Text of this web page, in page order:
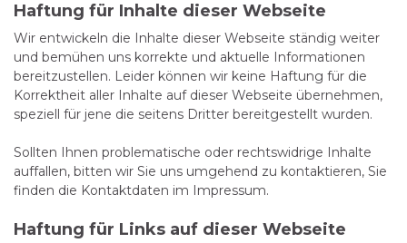
Haftung für Inhalte dieser Webseite
Wir entwickeln die Inhalte dieser Webseite ständig weiter
und bemühen uns korrekte und aktuelle Informationen
bereitzustellen. Leider können wir keine Haftung für die
Korrektheit aller Inhalte auf dieser Webseite übernehmen,
speziell für jene die seitens Dritter bereitgestellt wurden.
Sollten Ihnen problematische oder rechtswidrige Inhalte
auffallen, bitten wir Sie uns umgehend zu kontaktieren, Sie
finden die Kontaktdaten im Impressum.
Haftung für Links auf dieser Webseite